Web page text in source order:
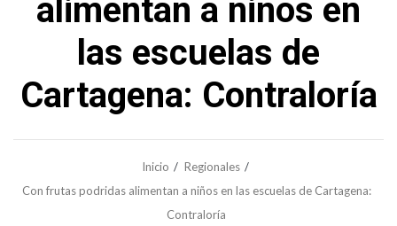
alimentan a niños en
las escuelas de
Cartagena: Contraloría
Inicio
Regionales
Con frutas podridas alimentan a niños en las escuelas de Cartagena:
Contraloría